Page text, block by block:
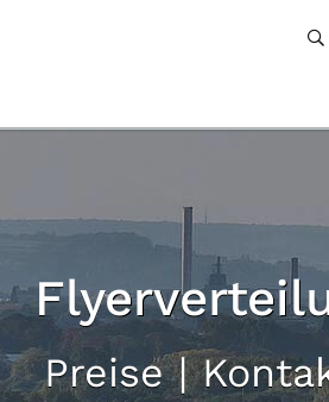
Preise |